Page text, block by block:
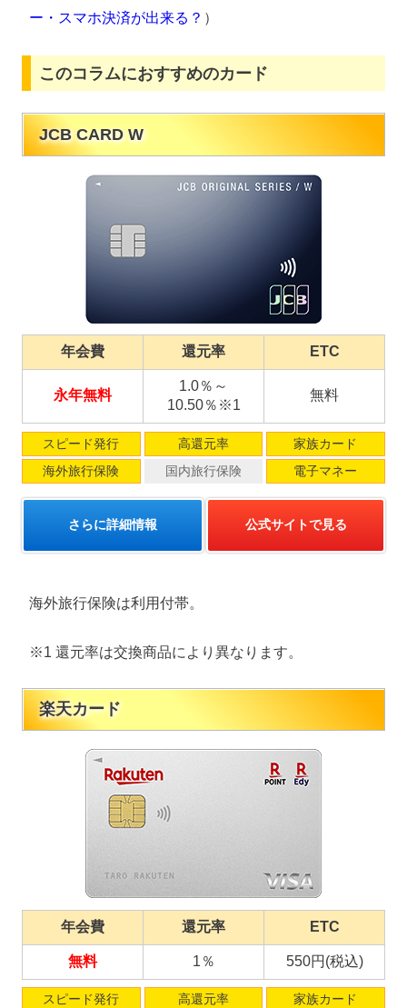
ー・スマホ決済が出来る？ ）
このコラムにおすすめのカード
JCB CARD W
年会費 還元率 ETC
永年無料
1.0％～
10.50％※1
無料
スピード発行 高還元率
家族カード
海外旅行保険
国内旅行保険 電子マネー
さらに詳細情報 公式サイトで見る
海外旅行保険は利用付帯。
※1 還元率は交換商品により異なります。
楽天カード
年会費 還元率 ETC
無料 1％ 550円(税込)
スピード発行 高還元率
家族カード